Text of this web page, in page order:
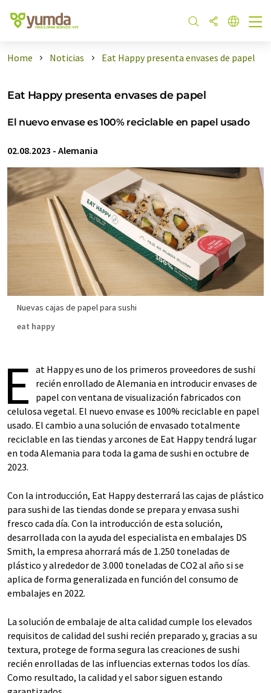
Home Noticias Eat Happy presenta envases de papel
Eat Happy presenta envases de papel
El nuevo envase es 100% reciclable en papel usado
02.08.2023 - Alemania
Nuevas cajas de papel para sushi
eat happy
E at Happy es uno de los primeros proveedores de sushi
recién enrollado de Alemania en introducir envases de
papel con ventana de visualización fabricados con
celulosa vegetal. El nuevo envase es 100% reciclable en papel
usado. El cambio a una solución de envasado totalmente
reciclable en las tiendas y arcones de Eat Happy tendrá lugar
en toda Alemania para toda la gama de sushi en octubre de
2023.
Con la introducción, Eat Happy desterrará las cajas de plástico
para sushi de las tiendas donde se prepara y envasa sushi
fresco cada día. Con la introducción de esta solución,
desarrollada con la ayuda del especialista en embalajes DS
Smith, la empresa ahorrará más de 1.250 toneladas de
plástico y alrededor de 3.000 toneladas de CO2 al año si se
aplica de forma generalizada en función del consumo de
embalajes en 2022.
La solución de embalaje de alta calidad cumple los elevados
requisitos de calidad del sushi recién preparado y, gracias a su
textura, protege de forma segura las creaciones de sushi
recién enrolladas de las influencias externas todos los días.
Como resultado, la calidad y el sabor siguen estando